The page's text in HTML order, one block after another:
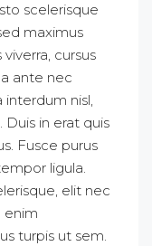
scelerisque
maximus
cursus
ante nec
nisl,
in erat quis
Fusce purus
ligula.
elit nec
enim
turpis ut sem.